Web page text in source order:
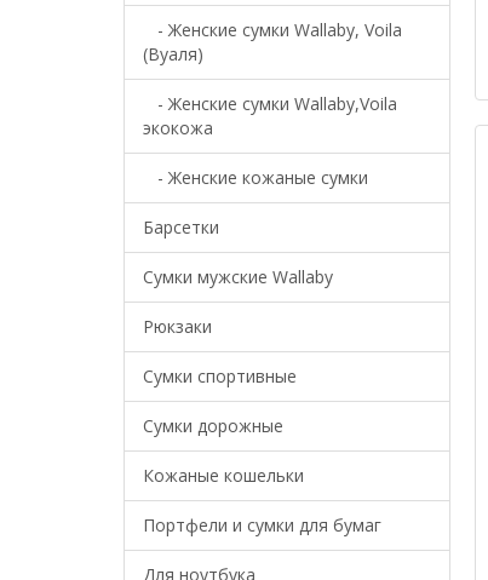
- Женские сумки Wallaby, Voila
(Вуаля)
- Женские сумки Wallaby,Voila
экокожа
- Женские кожаные сумки
Барсетки
Cумки мужские Wallaby
Рюкзаки
Сумки спортивные
Сумки дорожные
Кожаные кошельки
Портфели и сумки для бумаг
Для ноутбука